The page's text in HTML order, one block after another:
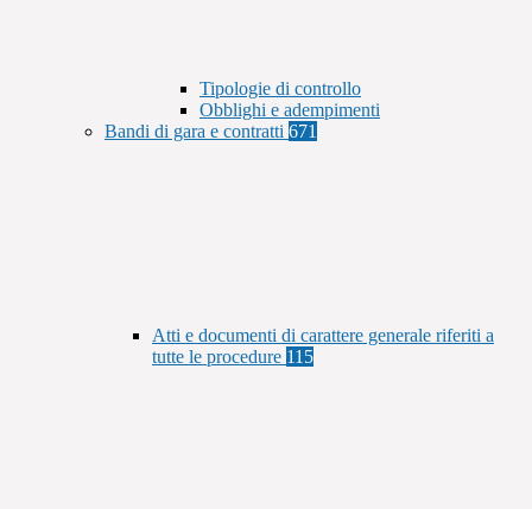
Tipologie di controllo
Obblighi e adempimenti
Bandi di gara e contratti 671
Atti e documenti di carattere generale riferiti a
tutte le procedure 115